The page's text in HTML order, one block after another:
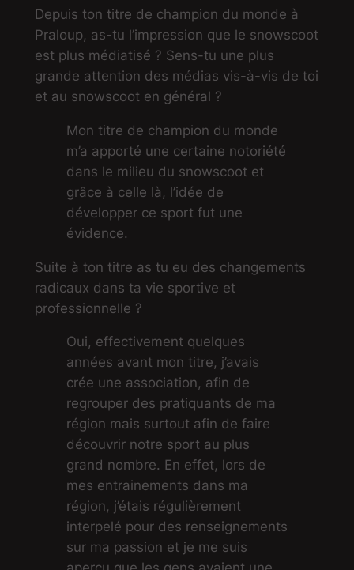
Depuis ton titre de champion du monde à
Praloup, as-tu l’impression que le snowscoot
est plus médiatisé ? Sens-tu une plus
grande attention des médias vis-à-vis de toi
et au snowscoot en général ?
Mon titre de champion du monde
m’a apporté une certaine notoriété
dans le milieu du snowscoot et
grâce à celle là, l’idée de
développer ce sport fut une
évidence.
Suite à ton titre as tu eu des changements
radicaux dans ta vie sportive et
professionnelle ?
Oui, effectivement quelques
années avant mon titre, j’avais
crée une association, afin de
regrouper des pratiquants de ma
région mais surtout afin de faire
découvrir notre sport au plus
grand nombre. En effet, lors de
mes entrainements dans ma
région, j’étais régulièrement
interpelé pour des renseignements
sur ma passion et je me suis